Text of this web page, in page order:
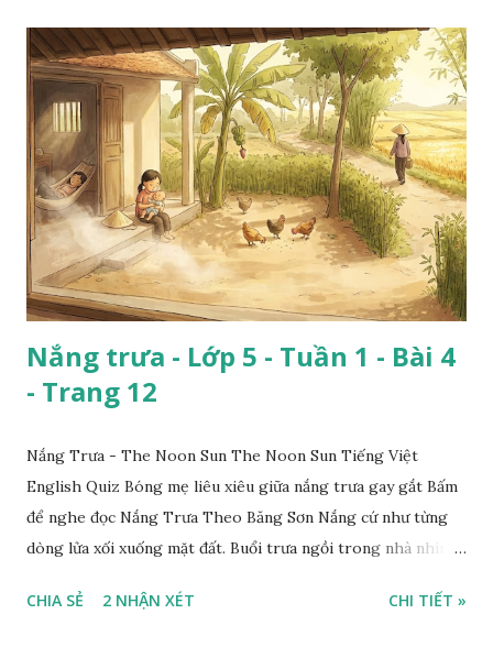
Nắng trưa - Lớp 5 - Tuần 1 - Bài 4
- Trang 12
Nắng Trưa - The Noon Sun The Noon Sun Tiếng Việt
English Quiz Bóng mẹ liêu xiêu giữa nắng trưa gay gắt Bấm
để nghe đọc Nắng Trưa Theo Băng Sơn Nắng cứ như từng
dòng lửa xối xuống mặt đất. Buổi trưa ngồi trong nhà nhìn
CHIA SẺ 2 NHẬN XÉT CHI TIẾT »